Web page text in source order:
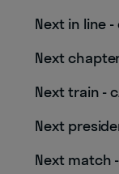
Next in line
Next
Next train -
Next
Next match